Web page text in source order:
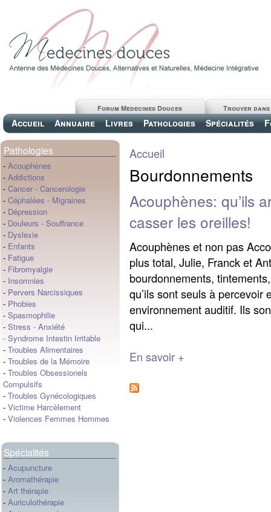
Accueil Annuaire Livres Pathologies Spécialités
Trouver
Forum Medecines Douces
Pathologies
- Acouphènes
- Addictions
- Cancer - Cancerologie
- Céphalées - Migraines
- Dépression
- Douleurs - Souffrance
- Dyslexie
- Enfants
- Fatigue
- Fibromyalgie
- Insomnies
- Pervers Narcissiques
- Phobies
- Spasmophilie
- Stress - Anxiété
- Syndrome Intestin Irritable
- Troubles Alimentaires
- Troubles de la Mémoire
- Troubles Obsessionels
Compulsifs
- Troubles Gynécologiques
- Victime Harcèlement
- Violences Femmes Hommes
Spécialités
- Acupuncture
- Aromathérapie
- Art thérapie
- Auriculothérapie
Accueil
Bourdonnements
Acouphènes: qu’ils
casser les oreilles!
Acouphènes et non pas
plus total, Julie, Franck et
bourdonnements,
qu’ils sont seuls à
environnement auditif. Ils
qui...
En savoir +